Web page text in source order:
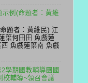
例(命題者：黃維
題者：黃維民) 江
何田田 魚戲蓮
魚戲蓮葉南 魚戲
學期國教輔導團國
校輔導~領召會議